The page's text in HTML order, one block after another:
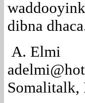
dibna
A. Elmi
Somalitalk,